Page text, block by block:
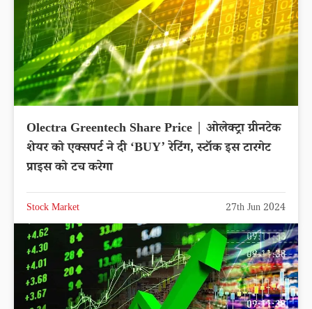
Olectra Greentech Share Price | ओलेक्ट्रा ग्रीनटेक
शेयर को एक्सपर्ट ने दी ‘BUY’ रेटिंग, स्टॉक इस टारगेट
प्राइस को टच करेगा
Stock Market 27th Jun 2024